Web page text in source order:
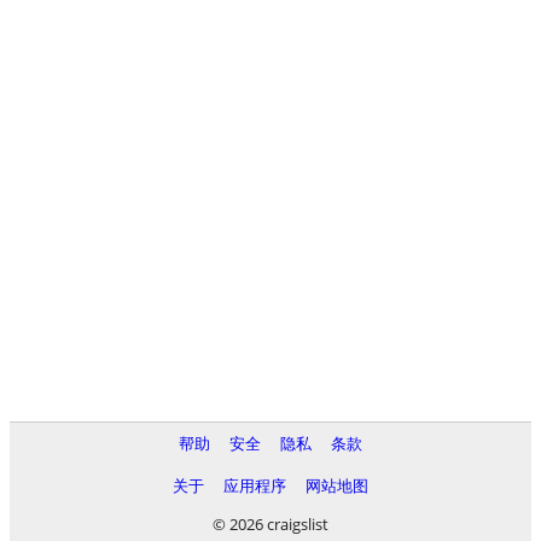
帮助 安全 隐私
条款
关于
应用程序
网站地图
© 2026 craigslist